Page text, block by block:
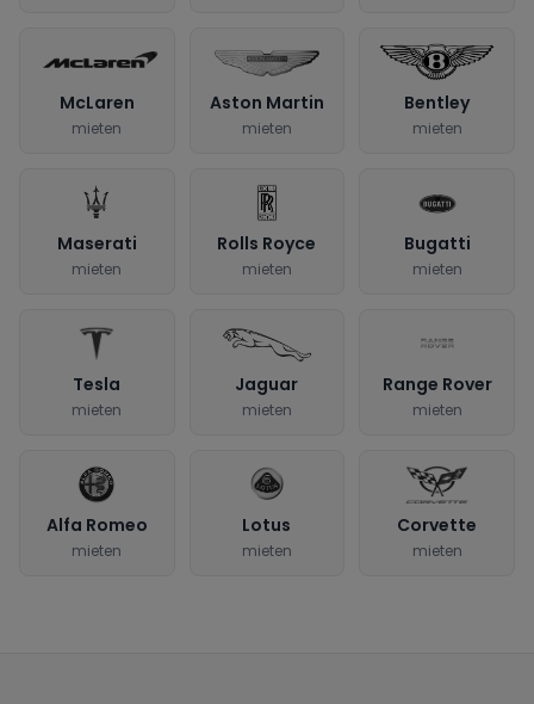
McLaren
mieten
Aston Martin
mieten
Bentley
mieten
Maserati
mieten
Rolls Royce
mieten
Bugatti
mieten
Tesla
mieten
Jaguar
mieten
Range Rover
mieten
Alfa Romeo
mieten
Lotus
mieten
Corvette
mieten